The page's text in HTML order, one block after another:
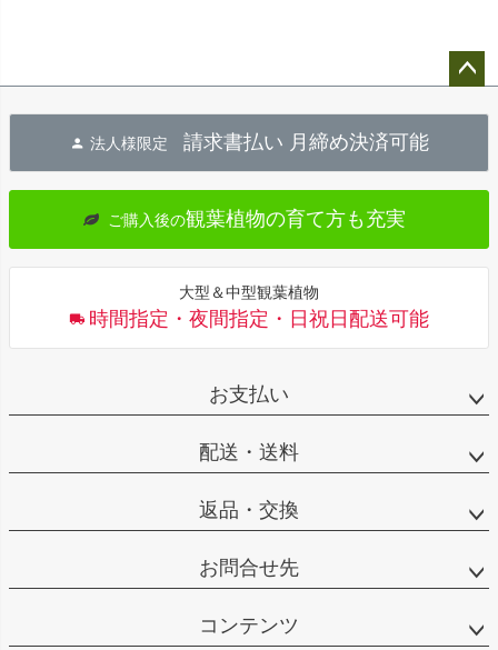
へ
法人様限定 請求書払い 月締め決済可能
ご購入後の観葉植物の育て方も充実
大型＆中型観葉植物
時間指定・夜間指定・日祝日配送可能
お支払い
配送・送料
返品・交換
お問合せ先
コンテンツ